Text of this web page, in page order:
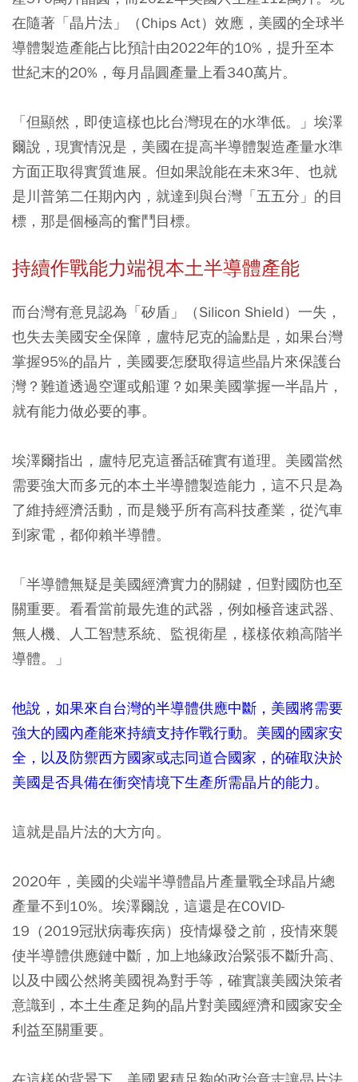
在隨著「晶片法」（Chips Act）效應，美國的全球半
導體製造產能占比預計由2022年的10%，提升至本
世紀末的20%，每月晶圓產量上看340萬片。
「但顯然，即使這樣也比台灣現在的水準低。」埃澤
爾說，現實情況是，美國在提高半導體製造產量水準
方面正取得實質進展。但如果說能在未來3年、也就
是川普第二任期內內，就達到與台灣「五五分」的目
標，那是個極高的奮鬥目標。
持續作戰能力端視本土半導體產能
而台灣有意見認為「矽盾」（Silicon Shield）一失，
也失去美國安全保障，盧特尼克的論點是，如果台灣
掌握95%的晶片，美國要怎麼取得這些晶片來保護台
灣？難道透過空運或船運？如果美國掌握一半晶片，
就有能力做必要的事。
埃澤爾指出，盧特尼克這番話確實有道理。美國當然
需要強大而多元的本土半導體製造能力，這不只是為
了維持經濟活動，而是幾乎所有高科技產業，從汽車
到家電，都仰賴半導體。
「半導體無疑是美國經濟實力的關鍵，但對國防也至
關重要。看看當前最先進的武器，例如極音速武器、
無人機、人工智慧系統、監視衛星，樣樣依賴高階半
導體。」
他說，如果來自台灣的半導體供應中斷，美國將需要
強大的國內產能來持續支持作戰行動。美國的國家安
全，以及防禦西方國家或志同道合國家，的確取決於
美國是否具備在衝突情境下生產所需晶片的能力。
這就是晶片法的大方向。
2020年，美國的尖端半導體晶片產量戰全球晶片總
產量不到10%。埃澤爾說，這還是在COVID-
19（2019冠狀病毒疾病）疫情爆發之前，疫情來襲
使半導體供應鏈中斷，加上地緣政治緊張不斷升高、
以及中國公然將美國視為對手等，確實讓美國決策者
意識到，本土生產足夠的晶片對美國經濟和國家安全
利益至關重要。